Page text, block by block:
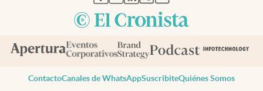
ContactoCanales de WhatsAppSuscribiteQuiénes Somos